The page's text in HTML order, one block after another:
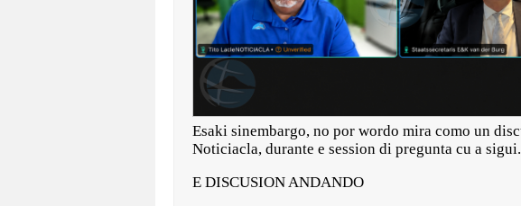
Esaki sinembargo, no por wordo mira como un
Noticiacla, durante e session di pregunta cu a sigui.
E DISCUSION ANDANDO